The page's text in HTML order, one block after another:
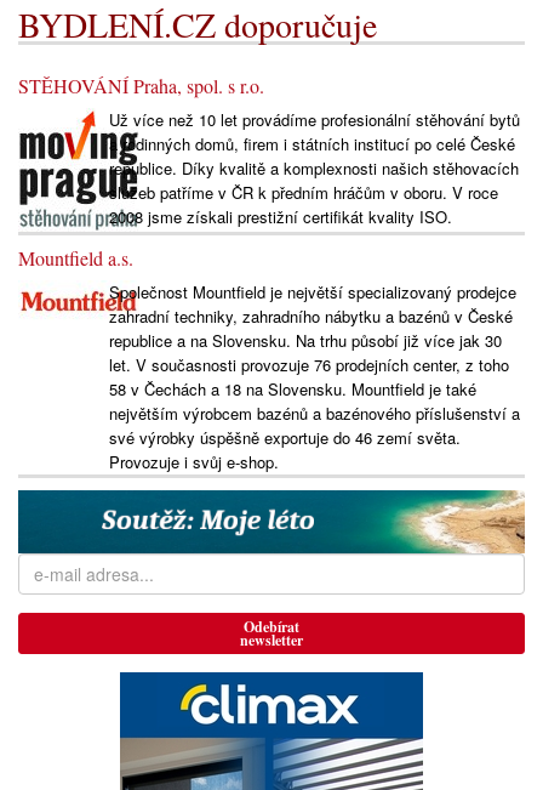
BYDLENÍ.CZ doporučuje
STĚHOVÁNÍ Praha, spol. s r.o.
Už více než 10 let provádíme profesionální stěhování bytů
a rodinných domů, firem i státních institucí po celé České
republice. Díky kvalitě a komplexnosti našich stěhovacích
služeb patříme v ČR k předním hráčům v oboru. V roce
2008 jsme získali prestižní certifikát kvality ISO.
Mountfield a.s.
Společnost Mountfield je největší specializovaný prodejce
zahradní techniky, zahradního nábytku a bazénů v České
republice a na Slovensku. Na trhu působí již více jak 30
let. V současnosti provozuje 76 prodejních center, z toho
58 v Čechách a 18 na Slovensku. Mountfield je také
největším výrobcem bazénů a bazénového příslušenství a
své výrobky úspěšně exportuje do 46 zemí světa.
Provozuje i svůj e-shop.
Odebírat
newsletter